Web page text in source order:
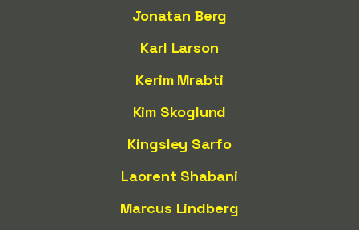
Jonatan Berg
Karl Larson
Kerim Mrabti
Kim Skoglund
Kingsley Sarfo
Laorent Shabani
Marcus Lindberg